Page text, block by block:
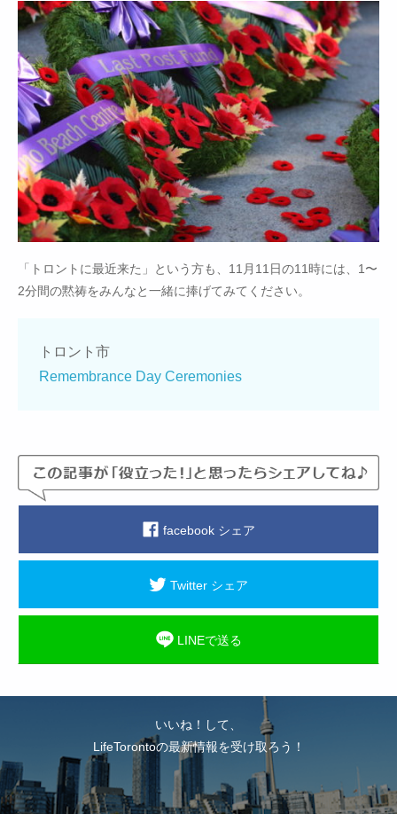
「トロントに最近来た」という方も、11月11日の11時には、1〜
2分間の黙祷をみんなと一緒に捧げてみてください。
トロント市
Remembrance Day Ceremonies
facebook シェア
Twitter シェア
LINEで送る
いいね！して、
LifeTorontoの最新情報を受け取ろう！